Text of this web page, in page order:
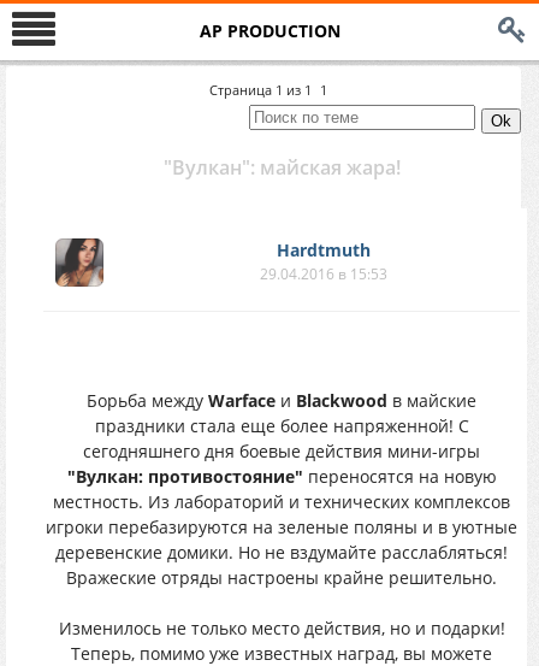
AP PRODUCTION
Страница 1 из 1 1
"Вулкан": майская жара!
Hardtmuth
29.04.2016 в 15:53
Борьба между Warface и Blackwood в майские
праздники стала еще более напряженной! С
сегодняшнего дня боевые действия мини-игры
"Вулкан: противостояние" переносятся на новую
местность. Из лабораторий и технических комплексов
игроки перебазируются на зеленые поляны и в уютные
деревенские домики. Но не вздумайте расслабляться!
Вражеские отряды настроены крайне решительно.
Изменилось не только место действия, но и подарки!
Теперь, помимо уже известных наград, вы можете